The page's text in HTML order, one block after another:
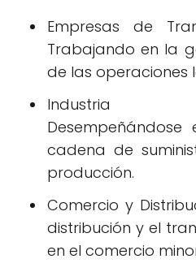
Empresas de
Trabajando en la
de las operaciones
Industria
cadena de
producción.
Comercio y
distribución y el
en el comercio